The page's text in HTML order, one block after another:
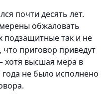
почти десять лет.
обжаловать
подзащитные так и не
приговор приведут
хотя высшая мера в
года не было исполнено